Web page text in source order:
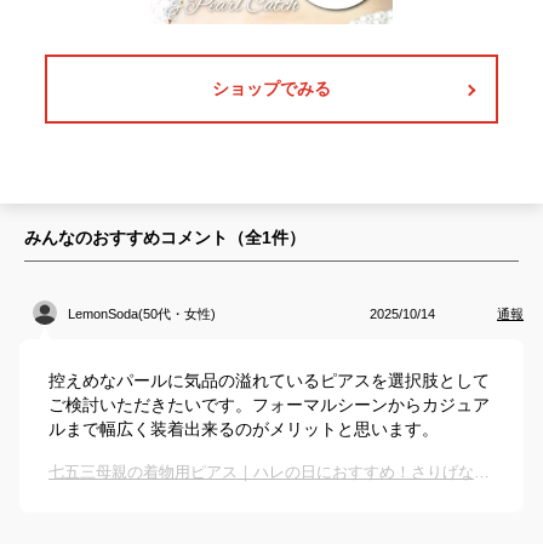
ショップでみる
みんなのおすすめコメント（全1件）
LemonSoda(50代・女性) 2025/10/14 通報
控えめなパールに気品の溢れているピアスを選択肢として
ご検討いただきたいです。フォーマルシーンからカジュア
ルまで幅広く装着出来るのがメリットと思います。
七五三母親の着物用ピアス｜ハレの日におすすめ！さりげなく華やかなピアスは？